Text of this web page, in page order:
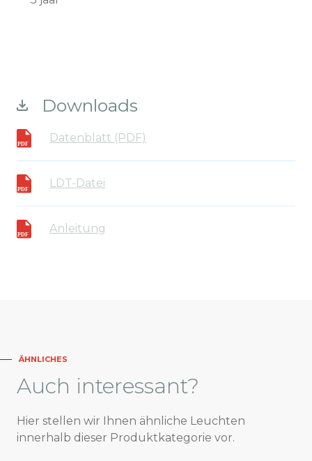
Downloads
Datenblatt (PDF)
LDT-Datei
Anleitung
ÄHNLICHES
Auch interessant?
Hier stellen wir Ihnen ähnliche Leuchten
innerhalb dieser Produktkategorie vor.